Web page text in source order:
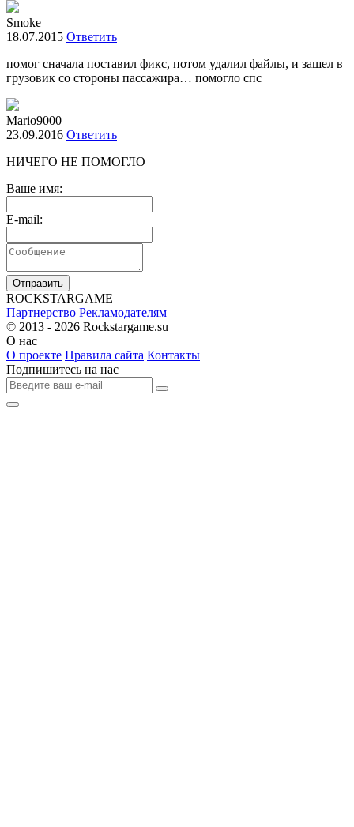
Smoke
18.07.2015 Ответить
помог сначала поставил фикс, потом удалил файлы, и зашел в
грузовик со стороны пассажира… помогло спс
Mario9000
23.09.2016 Ответить
НИЧЕГО НЕ ПОМОГЛО
Ваше имя:
E-mail:
Отправить
ROCKSTARGAME
Партнерство Рекламодателям
© 2013 - 2026 Rockstargame.su
О нас
О проекте Правила сайта Контакты
Подпишитесь на нас